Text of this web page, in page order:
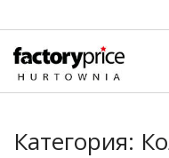
Категория: